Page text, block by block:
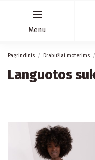
Menu
Pagrindinis Drabužiai moterims
Languotos